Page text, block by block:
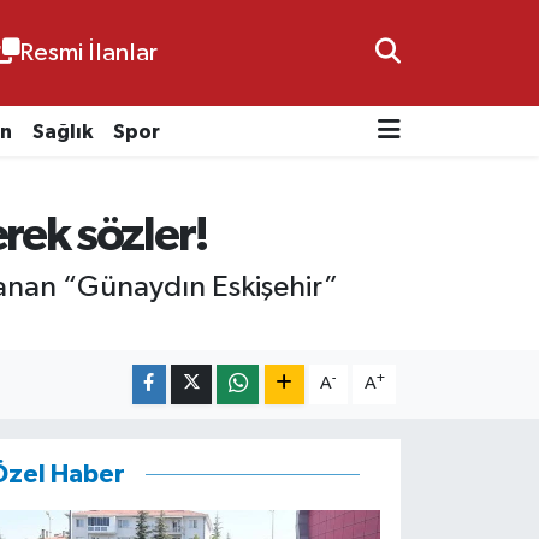
Resmi İlanlar
Sağlık Spor
sözler!
“Günaydın Eskişehir”
A- A+
Haber